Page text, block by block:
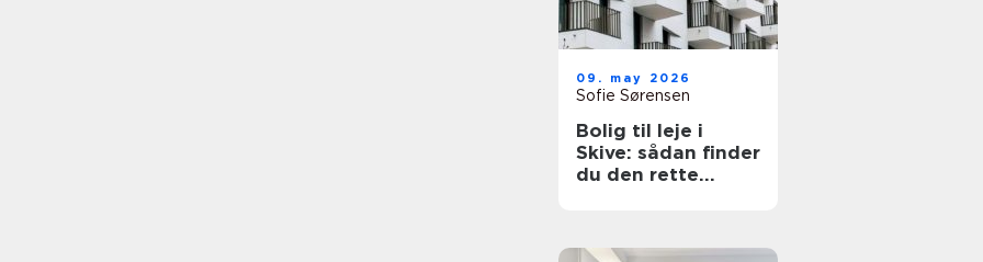
09. may 2026
Sofie Sørensen
Bolig til leje i
Skive: sådan finder
du den rette